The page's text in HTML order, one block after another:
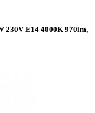
230V E14 4000K 970lm,